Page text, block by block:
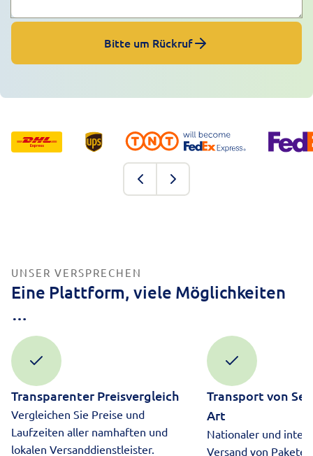
UNSER VERSPRECHEN
Eine Plattform, viele Möglichkeiten
…
Transparenter Preisvergleich
Vergleichen Sie Preise und
Laufzeiten aller namhaften und
lokalen Versanddienstleister.
Transport von
Art
Nationaler und
Versand von